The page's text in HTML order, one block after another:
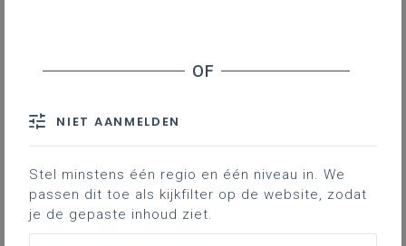
NIET AANMELDEN
Stel minstens één regio en één niveau in. We
passen dit toe als kijkfilter op de website, zodat
je de gepaste inhoud ziet.